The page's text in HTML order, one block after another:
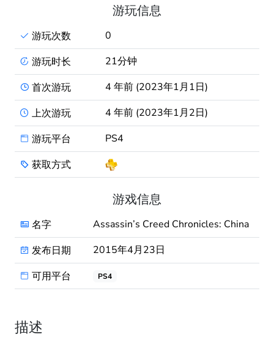
游玩信息
游玩次数
0
游玩时长
21分钟
首次游玩
4 年前 (2023年1月1日)
上次游玩
4 年前 (2023年1月2日)
游玩平台
PS4
获取方式
游戏信息
名字
Assassin’s Creed Chronicles: China
发布日期
2015年4月23日
可用平台
PS4
描述